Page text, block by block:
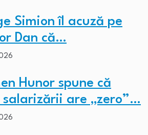
Simion îl acuză pe
Dan că…
Hunor spune că
salarizării are „zero”…